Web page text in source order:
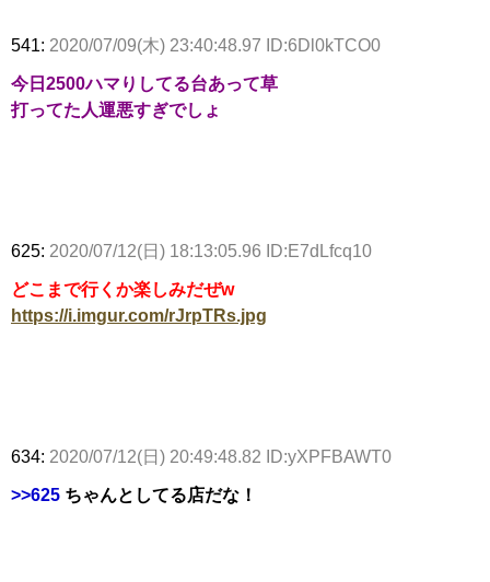
541: 2020/07/09(木) 23:40:48.97 ID:6Dl0kTCO0
今日2500ハマりしてる台あって草
打ってた人運悪すぎでしょ
625: 2020/07/12(日) 18:13:05.96 ID:E7dLfcq10
どこまで行くか楽しみだぜw
https://i.imgur.com/rJrpTRs.jpg
634: 2020/07/12(日) 20:49:48.82 ID:yXPFBAWT0
>>625 ちゃんとしてる店だな！